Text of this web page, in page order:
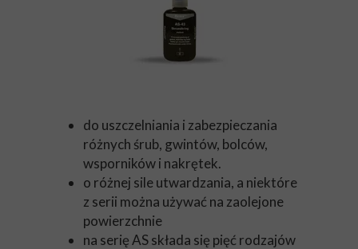
do uszczelniania i zabezpieczania
różnych śrub, gwintów, bolców,
wsporników i nakrętek.
o różnej sile utwardzania, a niektóre
z serii można używać na zaolejone
powierzchnie
na serię AS składa się pięć rodzajów